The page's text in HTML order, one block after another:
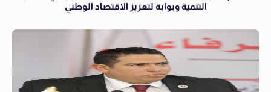
التنمية وبوابة لتعزيز الاقتصاد الوطني